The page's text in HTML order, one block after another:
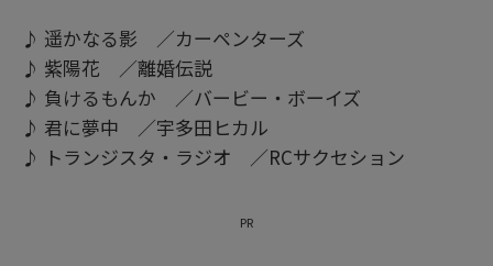
♪ 遥かなる影 ／カーペンターズ
♪ 紫陽花 ／離婚伝説
♪ 負けるもんか ／バービー・ボーイズ
♪ 君に夢中 ／宇多田ヒカル
♪ トランジスタ・ラジオ ／RCサクセション
PR